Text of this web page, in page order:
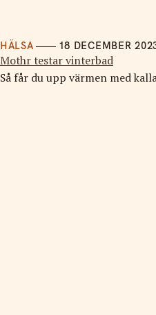
HÄLSA 18 DECEMBER
Mothr testar vinterbad
Så får du upp värmen med